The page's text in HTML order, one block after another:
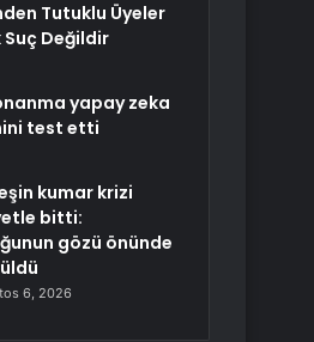
Tutuklu Üyeler
Suç Değildir
yapay zeka
test etti
kumar krizi
bitti:
gözü önünde
6, 2026